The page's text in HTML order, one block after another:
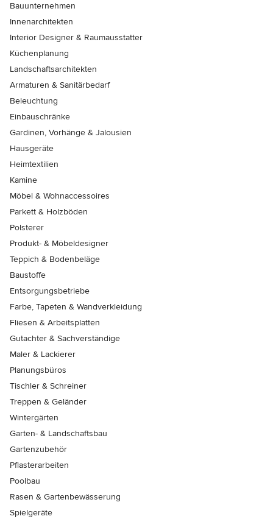
Bauunternehmen
Innenarchitekten
Interior Designer & Raumausstatter
Küchenplanung
Landschaftsarchitekten
Armaturen & Sanitärbedarf
Beleuchtung
Einbauschränke
Gardinen, Vorhänge & Jalousien
Hausgeräte
Heimtextilien
Kamine
Möbel & Wohnaccessoires
Parkett & Holzböden
Polsterer
Produkt- & Möbeldesigner
Teppich & Bodenbeläge
Baustoffe
Entsorgungsbetriebe
Farbe, Tapeten & Wandverkleidung
Fliesen & Arbeitsplatten
Gutachter & Sachverständige
Maler & Lackierer
Planungsbüros
Tischler & Schreiner
Treppen & Geländer
Wintergärten
Garten- & Landschaftsbau
Gartenzubehör
Pflasterarbeiten
Poolbau
Rasen & Gartenbewässerung
Spielgeräte